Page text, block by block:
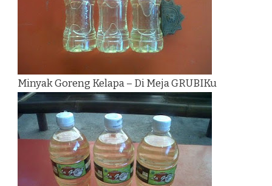
Minyak Goreng Kelapa – Di Meja GRUBIKu